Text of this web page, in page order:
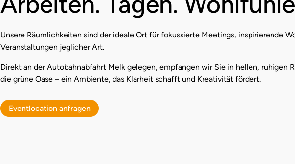
Unsere Räumlichkeiten sind der ideale Ort für fokussierte Meetings, inspirierende
Veranstaltungen jeglicher Art.
Direkt an der Autobahnabfahrt Melk gelegen, empfangen wir Sie in hellen, ruhigen
die grüne Oase – ein Ambiente, das Klarheit schafft und Kreativität fördert.
Eventlocation anfragen